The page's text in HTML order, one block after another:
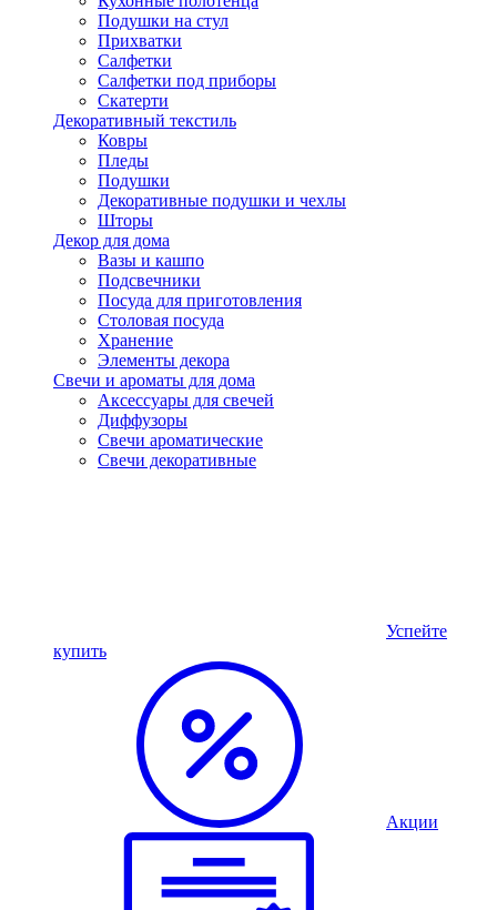
Подушки на стул
Прихватки
Салфетки
Салфетки под приборы
Скатерти
Декоративный текстиль
Ковры
Пледы
Подушки
Декоративные подушки и чехлы
Шторы
Декор для дома
Вазы и кашпо
Подсвечники
Посуда для приготовления
Столовая посуда
Хранение
Элементы декора
Свечи и ароматы для дома
Аксессуары для свечей
Диффузоры
Свечи ароматические
Свечи декоративные
Успейте
купить
Акции